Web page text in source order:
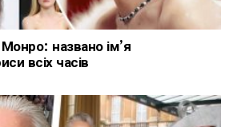
названо ім’я
всіх часів